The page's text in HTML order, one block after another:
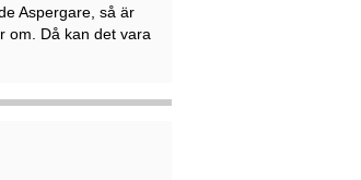
Aspergare, så är
om. Då kan det vara